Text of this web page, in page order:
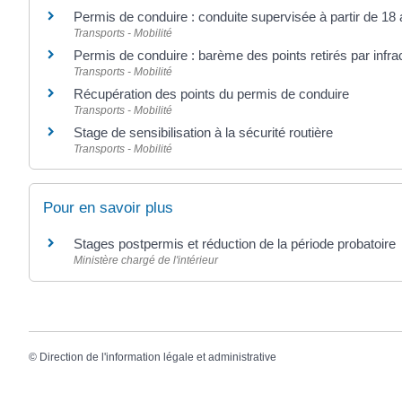
Permis de conduire : conduite supervisée à partir de 18
Transports - Mobilité
Permis de conduire : barème des points retirés par
Transports - Mobilité
Récupération des points du permis de conduire
Transports - Mobilité
Stage de sensibilisation à la sécurité routière
Transports - Mobilité
Pour en savoir plus
Stages postpermis et réduction de la période probatoire
Ministère chargé de l'intérieur
© Direction de l'information légale et administrative